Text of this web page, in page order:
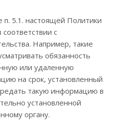
5.1. настоящей Политики
с
Например, такие
обязанность
или удаленную
на срок, установленный
такую информацию в
установленной
органу.